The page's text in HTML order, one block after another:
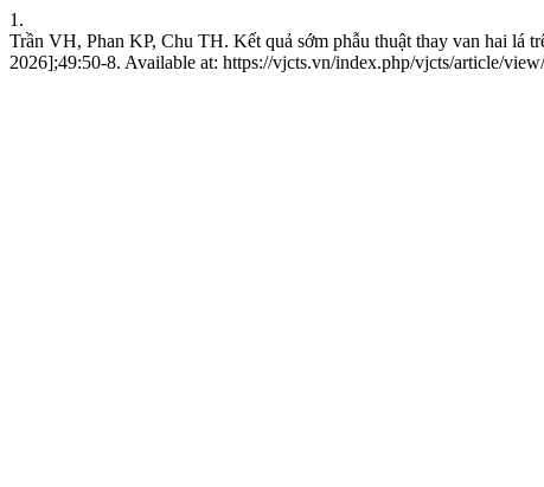
1.
Trần VH, Phan KP, Chu TH. Kết quả sớm phẫu thuật thay van hai lá
2026];49:50-8. Available at: https://vjcts.vn/index.php/vjcts/article/